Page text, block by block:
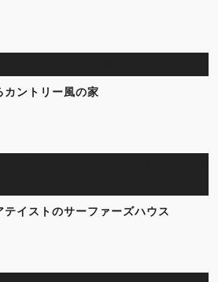
ントリー風の家
イストのサーファーズハウス